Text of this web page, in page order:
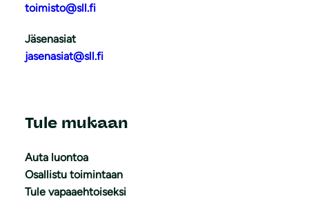
toimisto@sll.fi
Jäsenasiat
jasenasiat@sll.fi
Tule mukaan
Auta luontoa
Osallistu toimintaan
Tule vapaaehtoiseksi